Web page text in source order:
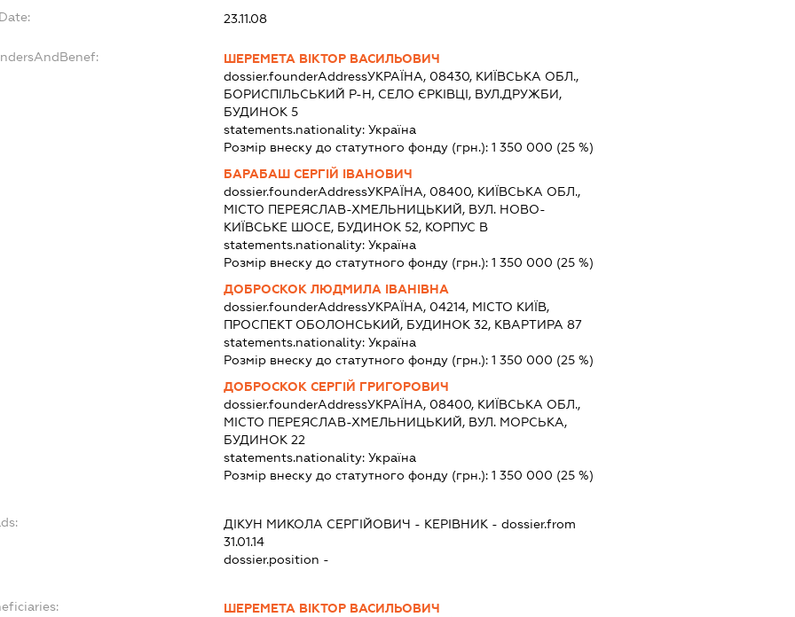
23.11.08
ШЕРЕМЕТА ВІКТОР ВАСИЛЬОВИЧ
dossier.founderAddressУКРАЇНА, 08430, КИЇВСЬКА ОБЛ.,
БОРИСПІЛЬСЬКИЙ Р-Н, СЕЛО ЄРКІВЦІ, ВУЛ.ДРУЖБИ,
БУДИНОК 5
statements.nationality: Україна
Розмір внеску до статутного фонду (грн.): 1 350 000 (25 %)
БАРАБАШ СЕРГІЙ ІВАНОВИЧ
dossier.founderAddressУКРАЇНА, 08400, КИЇВСЬКА ОБЛ.,
МІСТО ПЕРЕЯСЛАВ-ХМЕЛЬНИЦЬКИЙ, ВУЛ. НОВО-
КИЇВСЬКЕ ШОСЕ, БУДИНОК 52, КОРПУС В
statements.nationality: Україна
Розмір внеску до статутного фонду (грн.): 1 350 000 (25 %)
ДОБРОСКОК ЛЮДМИЛА ІВАНІВНА
dossier.founderAddressУКРАЇНА, 04214, МІСТО КИЇВ,
ПРОСПЕКТ ОБОЛОНСЬКИЙ, БУДИНОК 32, КВАРТИРА 87
statements.nationality: Україна
Розмір внеску до статутного фонду (грн.): 1 350 000 (25 %)
ДОБРОСКОК СЕРГІЙ ГРИГОРОВИЧ
dossier.founderAddressУКРАЇНА, 08400, КИЇВСЬКА ОБЛ.,
МІСТО ПЕРЕЯСЛАВ-ХМЕЛЬНИЦЬКИЙ, ВУЛ. МОРСЬКА,
БУДИНОК 22
statements.nationality: Україна
Розмір внеску до статутного фонду (грн.): 1 350 000 (25 %)
ДІКУН МИКОЛА СЕРГІЙОВИЧ - КЕРІВНИК - dossier.from
31.01.14
dossier.position -
ШЕРЕМЕТА ВІКТОР ВАСИЛЬОВИЧ